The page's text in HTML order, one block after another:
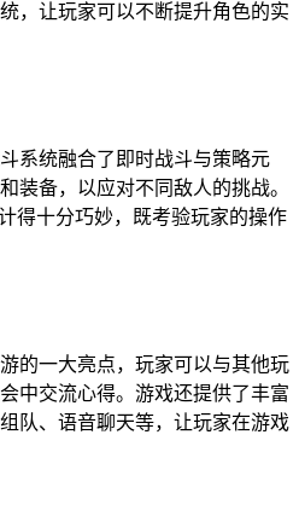
，让玩家可以不断提升角色的实
系统融合了即时战斗与策略元
装备，以应对不同敌人的挑战。
得十分巧妙，既考验玩家的操作
的一大亮点，玩家可以与其他玩
中交流心得。游戏还提供了丰富
队、语音聊天等，让玩家在游戏